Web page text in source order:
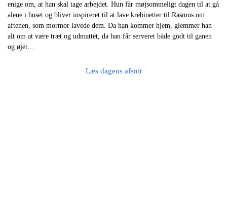
enige om, at han skal tage arbejdet. Hun får møjsommeligt dagen til at gå
alene i huset og bliver inspireret til at lave krebinetter til Rasmus om
aftenen, som mormor lavede dem. Da han kommer hjem, glemmer han
alt om at være træt og udmattet, da han får serveret både godt til ganen
og øjet…
Læs dagens afsnit